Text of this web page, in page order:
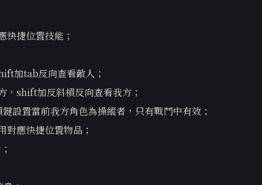
捷位置技能；
加tab反向查看敵人；
，shift加反斜槓反向查看我方；
設置當前我方角色為操縱者，只有戰鬥中有效；
對應快捷位置物品；